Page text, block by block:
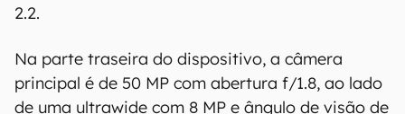
2.2.
Na parte traseira do dispositivo, a câmera
principal é de 50 MP com abertura f/1.8, ao lado
de uma ultrawide com 8 MP e ângulo de visão de